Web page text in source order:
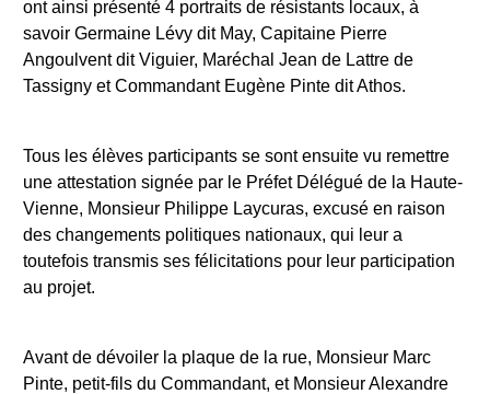
ont ainsi présenté 4 portraits de résistants locaux, à
savoir Germaine Lévy dit May, Capitaine Pierre
Angoulvent dit Viguier, Maréchal Jean de Lattre de
Tassigny et Commandant Eugène Pinte dit Athos.
Tous les élèves participants se sont ensuite vu remettre
une attestation signée par le Préfet Délégué de la Haute-
Vienne, Monsieur Philippe Laycuras, excusé en raison
des changements politiques nationaux, qui leur a
toutefois transmis ses félicitations pour leur participation
au projet.
Avant de dévoiler la plaque de la rue, Monsieur Marc
Pinte, petit-fils du Commandant, et Monsieur Alexandre